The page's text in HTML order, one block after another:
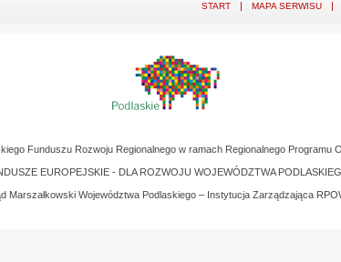
START MAPA SERWISU
Funduszu Rozwoju Regionalnego w ramach Regionalnego Programu
EUROPEJSKIE - DLA ROZWOJU WOJEWÓDZTWA
Marszałkowski Województwa Podlaskiego – Instytucja Zarządzająca